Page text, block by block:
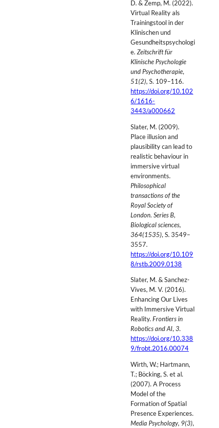
D. & Zemp, M. (2022).
Virtual Reality als
Trainingstool in der
Klinischen und
Gesundheitspsychologi
e.Zeitschrift für
Klinische Psychologie
und Psychotherapie,
51(2), S. 109–116.
https://doi.org/10.102
6/1616-
3443/a000662
Slater, M. (2009).
Place illusion and
plausibility can lead to
realistic behaviour in
immersive virtual
environments.
Philosophical
transactions of the
Royal Society of
London. Series B,
Biological sciences,
364(1535), S. 3549–
3557.
https://doi.org/10.109
8/rstb.2009.0138
Slater, M. & Sanchez-
Vives, M. V. (2016).
Enhancing Our Lives
with Immersive Virtual
Reality.Frontiers in
Robotics and AI,3.
https://doi.org/10.338
9/frobt.2016.00074
Wirth, W.; Hartmann,
T.; Böcking, S. et al.
(2007). A Process
Model of the
Formation of Spatial
Presence Experiences.
Media Psychology, 9(3),